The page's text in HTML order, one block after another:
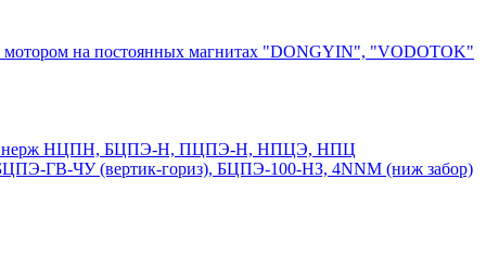
мотором на постоянных магнитах "DONGYIN", "VODOTOK"
и нерж НЦПН, БЦПЭ-Н, ПЦПЭ-Н, НПЦЭ, НПЦ
ГВ-ЧУ (вертик-гориз), БЦПЭ-100-НЗ, 4NNM (ниж забор)